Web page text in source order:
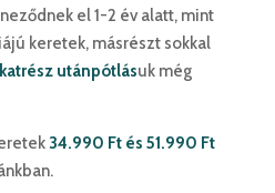
el 1-2 év alatt, mint
keretek, másrészt sokkal
utánpótlásuk még
34.990 Ft és 51.990 Ft